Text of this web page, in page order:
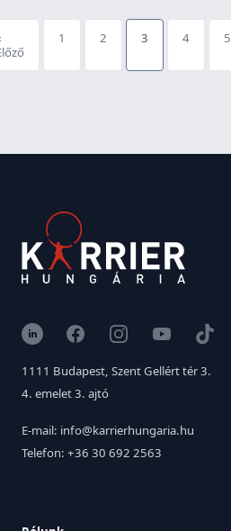
1 2 3 4 5
LinkedInFacebookInstagramYouTubeTikTok
1111 Budapest, Szent Gellért tér 3.
4. emelet 3. ajtó
E-mail: info@karrierhungaria.hu
Telefon: +36 30 692 2563